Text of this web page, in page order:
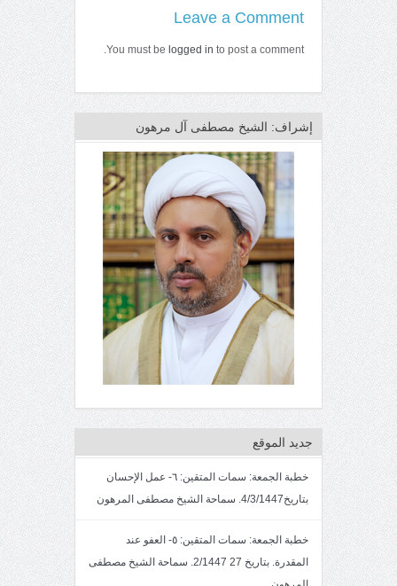
Leave a Comment
You must be logged in to post a comment.
إشراف: الشيخ مصطفى آل مرهون
جديد الموقع
خطبة الجمعة: سمات المتقين: ٦- عمل الإحسان
بتاريخ4/3/1447. سماحة الشيخ مصطفى المرهون
خطبة الجمعة: سمات المتقين: ٥- العفو عند
المقدرة. بتاريخ 27 2/1447. سماحة الشيخ مصطفى